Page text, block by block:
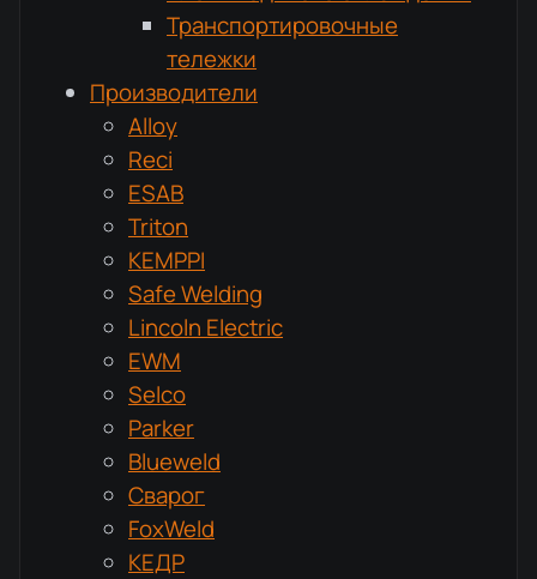
Транспортировочные
тележки
Производители
Alloy
Reci
ESAB
Triton
KEMPPI
Safe Welding
Lincoln Electric
EWM
Selco
Parker
Blueweld
Сварог
FoxWeld
КЕДР